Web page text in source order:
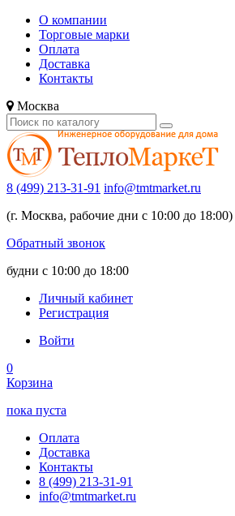
О компании
Торговые марки
Оплата
Доставка
Контакты
Москва
8 (499) 213-31-91 info@tmtmarket.ru
(г. Москва, рабочие дни с 10:00 до 18:00)
Обратный звонок
будни с 10:00 до 18:00
Личный кабинет
Регистрация
Войти
0
Корзина
пока пуста
Оплата
Доставка
Контакты
8 (499) 213-31-91
info@tmtmarket.ru